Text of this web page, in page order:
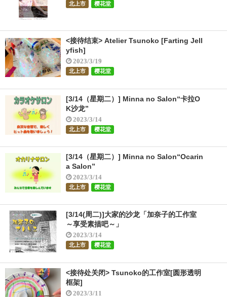
北上市 樱花堂
<接待结束> Atelier Tsunoko [Farting Jell
yfish]
2023/3/19
北上市 樱花堂
[3/14（星期二）] Minna no Salon“卡拉O
K沙龙”
2023/3/14
北上市 樱花堂
[3/14（星期二）] Minna no Salon“Ocarin
a Salon”
2023/3/14
北上市 樱花堂
[3/14(周二)]大家的沙龙「加奈子的工作室
～享受素描吧～」
2023/3/14
北上市 樱花堂
<接待处关闭> Tsunoko的工作室[圆形透明
框架]
2023/3/11